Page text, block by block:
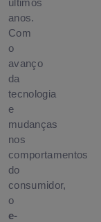
últimos
anos.
Com
o
avanço
da
tecnologia
e
mudanças
nos
comportamentos
do
consumidor,
o
e-